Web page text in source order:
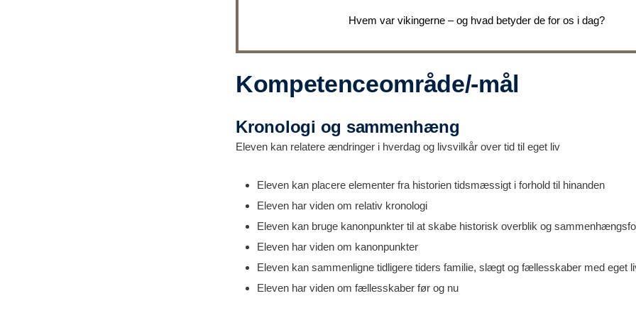
Hvem var vikingerne – og hvad betyder de for os i dag?
Kompetenceområde/-mål
Kronologi og sammenhæng
Eleven kan relatere ændringer i hverdag og livsvilkår over tid til eget liv
Eleven kan placere elementer fra historien tidsmæssigt i forhold til hinanden
Eleven har viden om relativ kronologi
Eleven kan bruge kanonpunkter til at skabe historisk overblik og
Eleven har viden om kanonpunkter
Eleven kan sammenligne tidligere tiders familie, slægt og fællesskaber med eget
Eleven har viden om fællesskaber før og nu